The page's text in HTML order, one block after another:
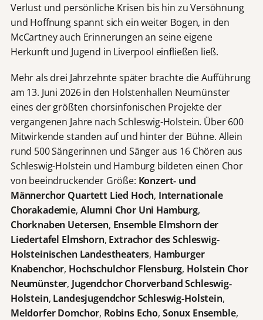
Verlust und persönliche Krisen bis hin zu Versöhnung
und Hoffnung spannt sich ein weiter Bogen, in den
McCartney auch Erinnerungen an seine eigene
Herkunft und Jugend in Liverpool einfließen ließ.
Mehr als drei Jahrzehnte später brachte die Aufführung
am 13. Juni 2026 in den Holstenhallen Neumünster
eines der größten chorsinfonischen Projekte der
vergangenen Jahre nach Schleswig-Holstein. Über 600
Mitwirkende standen auf und hinter der Bühne. Allein
rund 500 Sängerinnen und Sänger aus 16 Chören aus
Schleswig-Holstein und Hamburg bildeten einen Chor
von beeindruckender Größe: Konzert- und
Männerchor Quartett Lied Hoch, Internationale
Chorakademie, Alumni Chor Uni Hamburg,
Chorknaben Uetersen, Ensemble Elmshorn der
Liedertafel Elmshorn, Extrachor des Schleswig-
Holsteinischen Landestheaters, Hamburger
Knabenchor, Hochschulchor Flensburg, Holstein Chor
Neumünster, Jugendchor Chorverband Schleswig-
Holstein, Landesjugendchor Schleswig-Holstein,
Meldorfer Domchor, Robins Echo, Sonux Ensemble,